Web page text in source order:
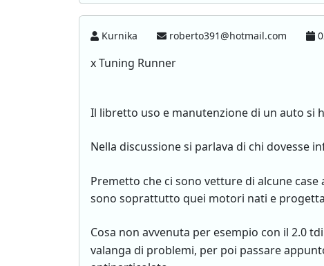
Kurnika roberto391@hotmail.com
x Tuning Runner
Il libretto uso e manutenzione di un auto si
Nella discussione si parlava di chi dovesse
Premetto che ci sono vetture di alcune
sono soprattutto quei motori nati e
Cosa non avvenuta per esempio con il 2.0 tdi
valanga di problemi, per poi passare